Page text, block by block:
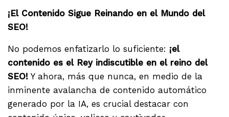
¡El Contenido Sigue Reinando en el Mundo del
SEO!
No podemos enfatizarlo lo suficiente: ¡el
contenido es el Rey indiscutible en el reino del
SEO! Y ahora, más que nunca, en medio de la
inminente avalancha de contenido automático
generado por la IA, es crucial destacar con